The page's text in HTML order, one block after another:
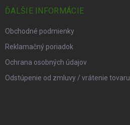
ĎALŠIE INFORMÁCIE
Obchodné podmienky
Reklamačný poriadok
Ochrana osobných údajov
Odstúpenie od zmluvy / vrátenie tovaru